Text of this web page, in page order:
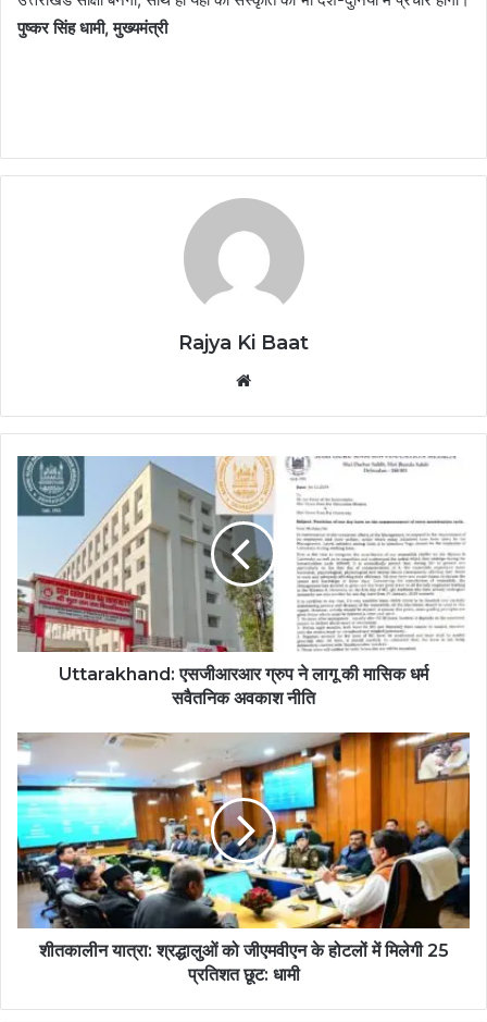
पुष्कर सिंह धामी,मुख्यमंत्री
Rajya Ki Baat
Uttarakhand: एसजीआरआर ग्रुप ने लागू की मासिक धर्म
सवैतनिक अवकाश नीति
शीतकालीन यात्रा: श्रद्धालुओं को जीएमवीएन के होटलों में मिलेगी 25
प्रतिशत छूट: धामी